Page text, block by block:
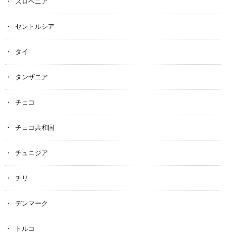
セントルシア
タイ
タンザニア
チェコ
チェコ共和国
チュニジア
チリ
デンマーク
トルコ